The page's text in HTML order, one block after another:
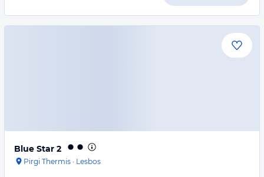
Blue Star 2
Pirgi Thermis · Lesbos